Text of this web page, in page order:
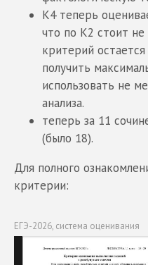
К4 теперь
что по К2 стоит
критерий
получить
использовать не
анализа.
теперь за 11
(было 18).
Для полного
критерии:
ЕГЭ-2026, система оценивания